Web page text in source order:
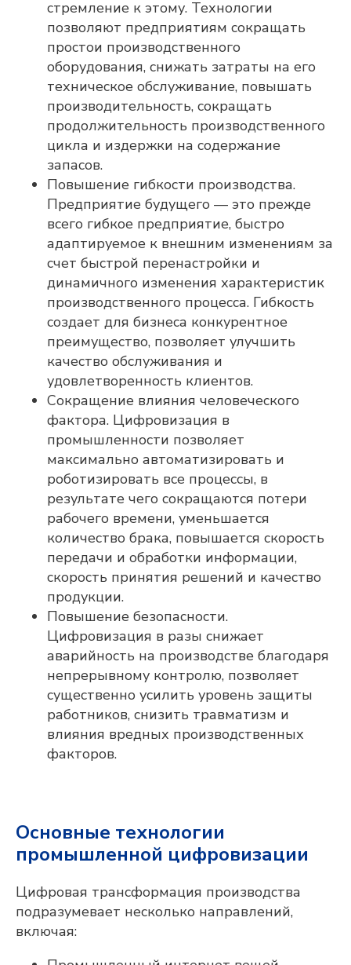
стремление к этому. Технологии
позволяют предприятиям сокращать
простои производственного
оборудования, снижать затраты на его
техническое обслуживание, повышать
производительность, сокращать
продолжительность производственного
цикла и издержки на содержание
запасов.
Повышение гибкости производства.
Предприятие будущего — это прежде
всего гибкое предприятие, быстро
адаптируемое к внешним изменениям за
счет быстрой перенастройки и
динамичного изменения характеристик
производственного процесса. Гибкость
создает для бизнеса конкурентное
преимущество, позволяет улучшить
качество обслуживания и
удовлетворенность клиентов.
Сокращение влияния человеческого
фактора. Цифровизация в
промышленности позволяет
максимально автоматизировать и
роботизировать все процессы, в
результате чего сокращаются потери
рабочего времени, уменьшается
количество брака, повышается скорость
передачи и обработки информации,
скорость принятия решений и качество
продукции.
Повышение безопасности.
Цифровизация в разы снижает
аварийность на производстве благодаря
непрерывному контролю, позволяет
существенно усилить уровень защиты
работников, снизить травматизм и
влияния вредных производственных
факторов.
Основные технологии
промышленной цифровизации
Цифровая трансформация производства
подразумевает несколько направлений,
включая: